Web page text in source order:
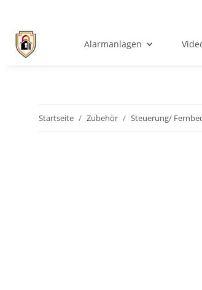
Alarmanlagen
Startseite Zubehör Steuerung/